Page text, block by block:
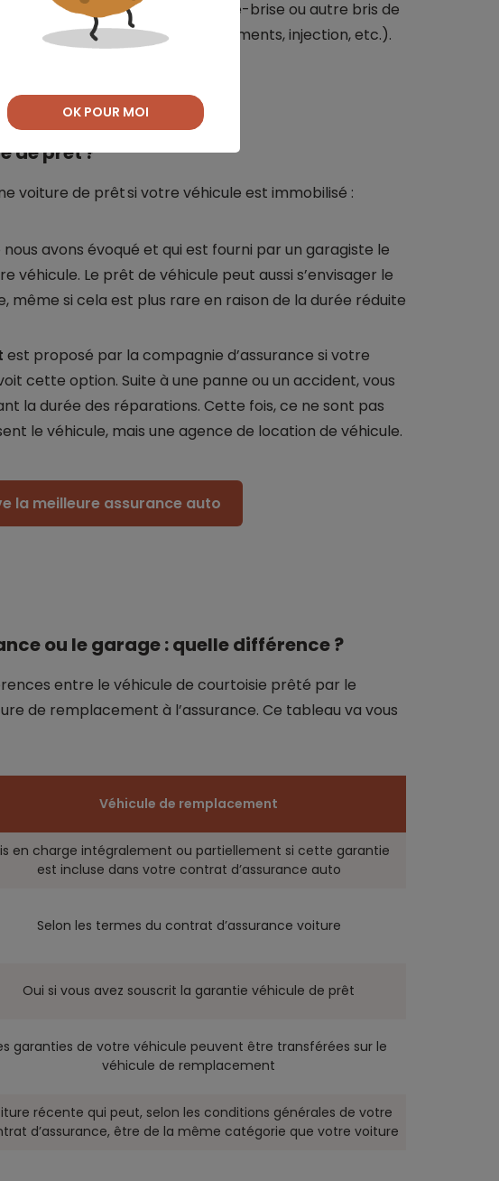
révision, optique de phares, pare-brise ou autre bris de
embrayage, allumage, roulements, injection, etc.).
de prêt ?
voiture de prêt si votre véhicule est immobilisé :
nous avons évoqué et qui est fourni par un garagiste le
véhicule. Le prêt de véhicule peut aussi s’envisager le
même si cela est plus rare en raison de la durée réduite
est proposé par la compagnie d’assurance si votre
cette option. Suite à une panne ou un accident, vous
la durée des réparations. Cette fois, ce ne sont pas
le véhicule, mais une agence de location de véhicule.
la meilleure assurance auto
ou le garage : quelle différence ?
entre le véhicule de courtoisie prêté par le
de remplacement à l’assurance. Ce tableau va vous
Véhicule de remplacement
en charge intégralement ou partiellement si cette garantie
est incluse dans votre contrat d’assurance auto
Selon les termes du contrat d’assurance voiture
Oui si vous avez souscrit la garantie véhicule de prêt
garanties de votre véhicule peuvent être transférées sur le
véhicule de remplacement
récente qui peut, selon les conditions générales de votre
d’assurance, être de la même catégorie que votre voiture
OK POUR MOI